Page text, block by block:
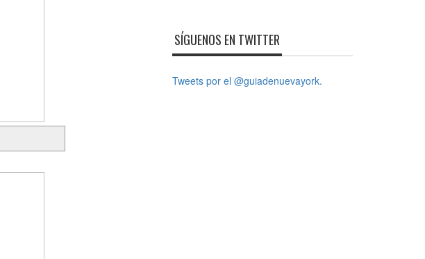
SÍGUENOS EN TWITTER
Tweets por el @guiadenuevayork.